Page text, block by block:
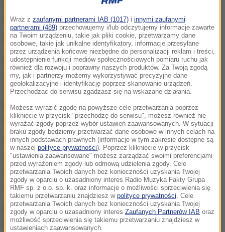
O śmierci 50-latki poinformowała PAP mł. asp. Ewa
Golińska-Jurasz z biura prasowego ostrowskiej
policji.
W nocy z poniedziałku na wtorek, około godz. 2:30,
funkcjonariusz pełniący służbę na terenie KPP w
Ostrowie Wlkp. zorientował się, żekobieta
przebywająca na izbie zatrzymań nie daje oznak
życia.
Natychmiast podjęto jej reanimację, wezwano
również pogotowie ratunkowe.Przybyły na miejsce
lekarz stwierdził zgon. Prokuratura zabezpieczyła
ciało do sekcji zwłok.
Pomieszczenie, w którym przebywała kobieta oraz
korytarz prowadzący do niegoobjęte
Wraz z zaufanymi partnerami IAB (1017) i innymi zaufanymi
partnerami (489) przechowujemy i/lub odczytujemy informacje zawarte
na Twoim urządzeniu, takie jak pliki cookie, przetwarzamy dane
osobowe, takie jak unikalne identyfikatory, informacje przesyłane
przez urządzenia końcowe niezbędne do personalizacji reklam i treści,
udostępnienie funkcji mediów społecznościowych pomiaru ruchu jak
również dla rozwoju i poprawny naszych produktów. Za Twoją zgodą
my, jak i partnerzy możemy wykorzystywać precyzyjne dane
geolokalizacyjne i identyfikację poprzez skanowanie urządzeń.
Przechodząc do serwisu zgadzasz się na wskazane działania.
Możesz wyrazić zgodę na powyższe cele przetwarzania poprzez
kliknięcie w przycisk "przechodzę do serwisu", możesz również nie
wyrażać zgody poprzez wybór ustawień zaawansowanych. W sytuacji
braku zgody będziemy przetwarzać dane osobowe w innych celach na
innych podstawach prawnych (informacje w tym zakresie dostępne są
w naszej polityce prywatności). Poprzez kliknięcie w przycisk
"ustawienia zaawansowane" możesz zarządzać swoimi preferencjami
przed wyrażeniem zgody lub odmową udzielenia zgody. Cele
przetwarzania Twoich danych bez konieczności uzyskania Twojej
zgody w oparciu o uzasadniony interes Radio Muzyka Fakty Grupa
RMF sp. z o.o. sp. k. oraz informacje o możliwości sprzeciwienia się
takiemu przetwarzaniu znajdziesz w polityce prywatności . Cele
przetwarzania Twoich danych bez konieczności uzyskania Twojej
zgody w oparciu o uzasadniony interes Zaufanych Partnerów IAB oraz
możliwość sprzeciwienia się takiemu przetwarzaniu znajdziesz w
ustawieniach zaawansowanych.